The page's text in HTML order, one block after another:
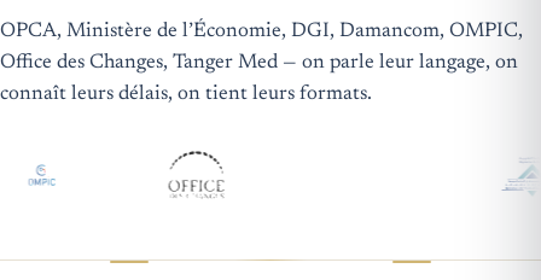
OPCA, Ministère de l’Économie, DGI, Damancom, OMPIC,
Office des Changes, Tanger Med — on parle leur langage, on
connaît leurs délais, on tient leurs formats.